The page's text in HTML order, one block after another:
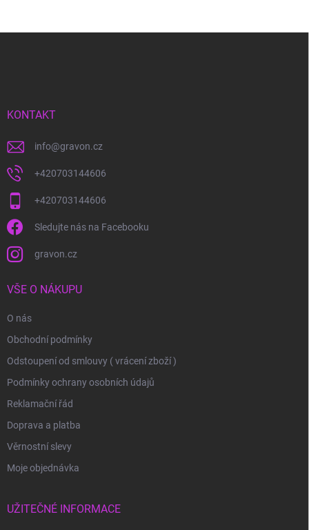
KONTAKT
info@gravon.cz
+420703144606
+420703144606
Sledujte nás na Facebooku
gravon.cz
VŠE O NÁKUPU
O nás
Obchodní podmínky
Odstoupení od smlouvy ( vrácení zboží )
Podmínky ochrany osobních údajů
Reklamační řád
Doprava a platba
Věrnostní slevy
Moje objednávka
UŽITEČNÉ INFORMACE